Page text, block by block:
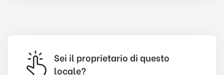
Sei il proprietario di questo
locale?